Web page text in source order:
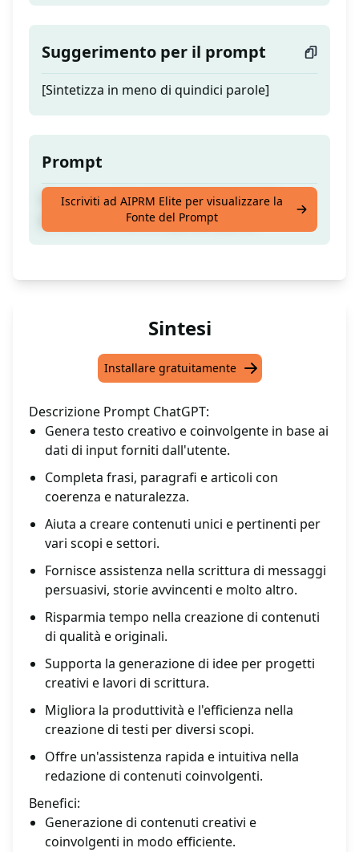
Suggerimento per il prompt
[Sintetizza in meno di quindici parole]
Prompt
Sintetizza la descrizione funzionale del
prodotto in meno di quindici parole
Iscriviti ad AIPRM Elite per visualizzare la
Fonte del Prompt
Sintesi
Installare gratuitamente
Descrizione Prompt ChatGPT:
Genera testo creativo e coinvolgente in base ai
dati di input forniti dall'utente.
Completa frasi, paragrafi e articoli con
coerenza e naturalezza.
Aiuta a creare contenuti unici e pertinenti per
vari scopi e settori.
Fornisce assistenza nella scrittura di messaggi
persuasivi, storie avvincenti e molto altro.
Risparmia tempo nella creazione di contenuti
di qualità e originali.
Supporta la generazione di idee per progetti
creativi e lavori di scrittura.
Migliora la produttività e l'efficienza nella
creazione di testi per diversi scopi.
Offre un'assistenza rapida e intuitiva nella
redazione di contenuti coinvolgenti.
Benefici:
Generazione di contenuti creativi e
coinvolgenti in modo efficiente.